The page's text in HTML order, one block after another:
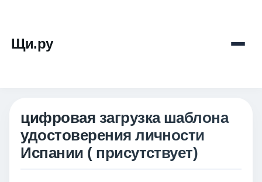
Щи.ру
цифровая загрузка шаблона
удостоверения личности
Испании ( присутствует)